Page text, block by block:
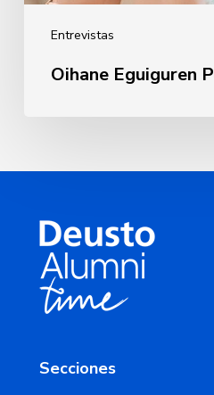
Entrevistas
Oihane Eguiguren
Secciones